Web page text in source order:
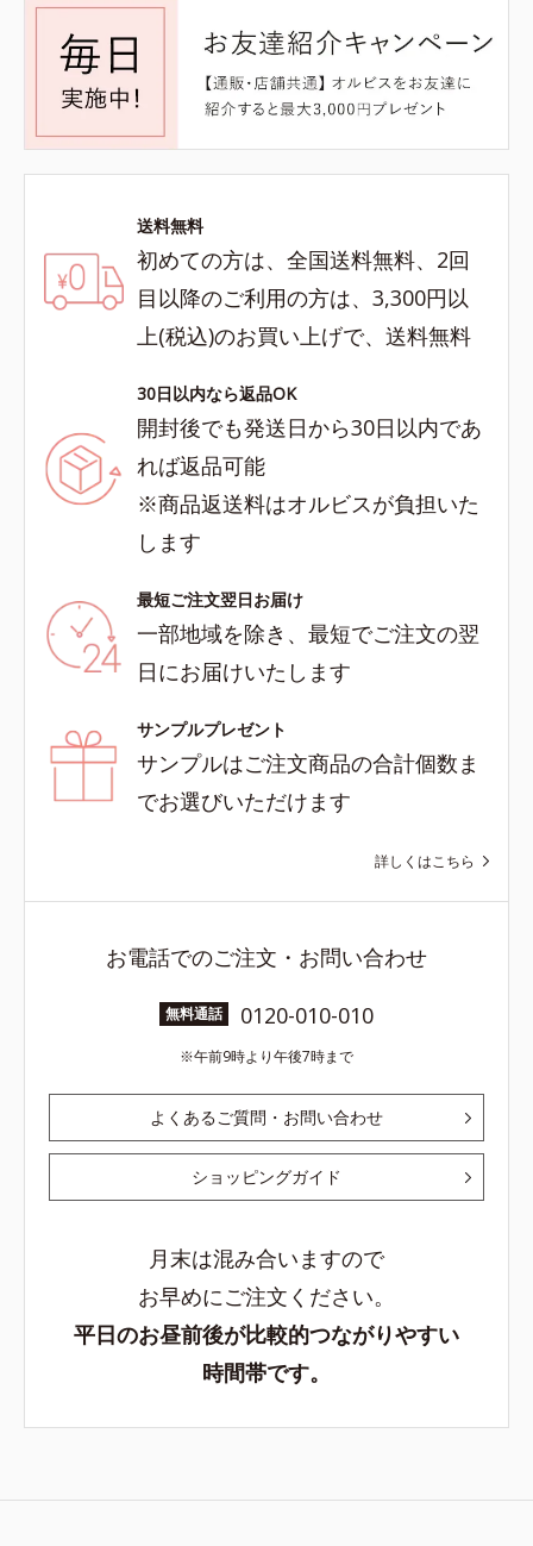
送料無料
初めての方は、全国送料無料、2回
目以降のご利用の方は、3,300円以
上(税込)のお買い上げで、送料無料
30日以内なら返品OK
開封後でも発送日から30日以内であ
れば返品可能
※商品返送料はオルビスが負担いた
します
最短ご注文翌日お届け
一部地域を除き、最短でご注文の翌
日にお届けいたします
サンプルプレゼント
サンプルはご注文商品の合計個数ま
でお選びいただけます
詳しくはこちら
お電話でのご注文・お問い合わせ
無料通話 0120-010-010
午前9時より午後7時まで
よくあるご質問・お問い合わせ
ショッピングガイド
月末は混み合いますので
お早めにご注文ください。
平日のお昼前後が比較的つながりやすい
時間帯です。